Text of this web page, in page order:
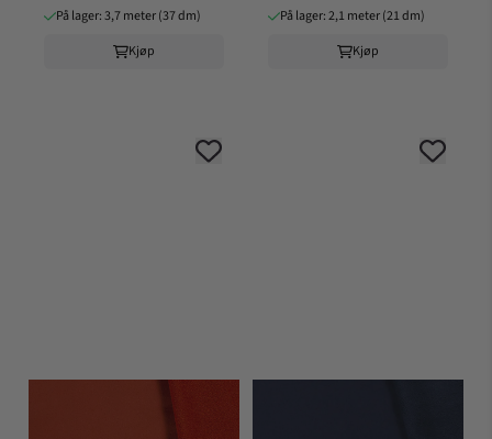
På lager: 3,7 meter (37 dm)
Kjøp
På lager: 2,1 meter (21 dm)
Kjøp